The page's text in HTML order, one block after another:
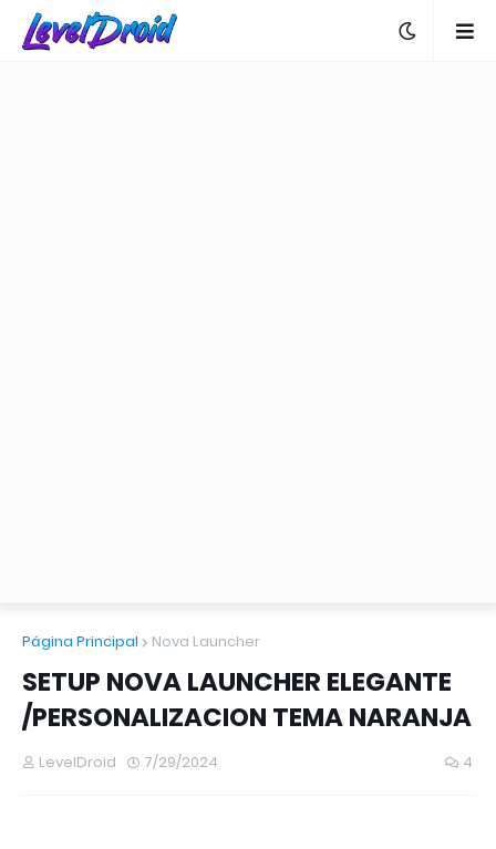
Página Principal Nova Launcher
SETUP NOVA LAUNCHER ELEGANTE
/PERSONALIZACION TEMA NARANJA
LevelDroid 7/29/2024 4